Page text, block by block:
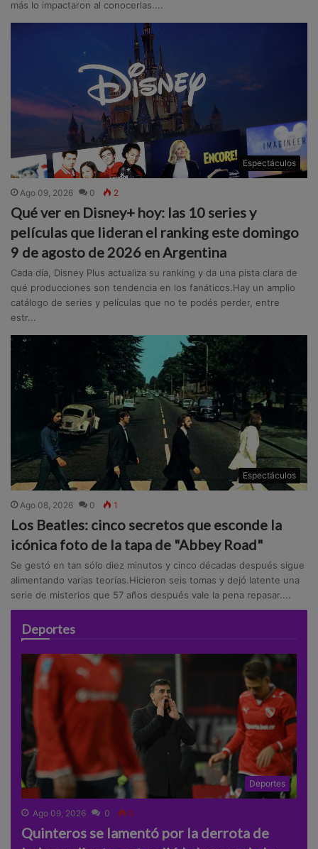
más lo impactaron al conocerlas....
Espectáculos
Ago 09, 2026 0 2
Qué ver en Disney+ hoy: las 10 series y
películas que lideran el ranking este domingo
9 de agosto de 2026 en Argentina
Cada día, Disney Plus actualiza su ranking y da una pista clara de
qué producciones son tendencia en los fanáticos.Hay un amplio
catálogo de series y películas que no te podés perder, entre
estr...
Espectáculos
Ago 08, 2026 0 1
Los Beatles: cinco secretos que esconde la
icónica foto de la tapa de "Abbey Road"
Se gestó en tan sólo diez minutos y cinco décadas después sigue
alimentando varias teorías.Hicieron seis tomas y dejó latente una
serie de misterios que 57 años después vale la pena repasar....
Deportes
Deportes
Ago 09, 2026 0 0
Quinteros se lamentó por la derrota de